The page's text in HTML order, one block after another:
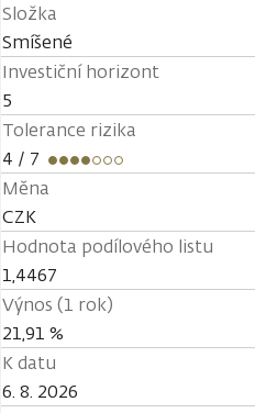
Složka
Smíšené
Investiční horizont
5
Tolerance rizika
4 / 7
Měna
CZK
Hodnota podílového listu
1,4467
Výnos (1 rok)
21,91 %
K datu
6. 8. 2026